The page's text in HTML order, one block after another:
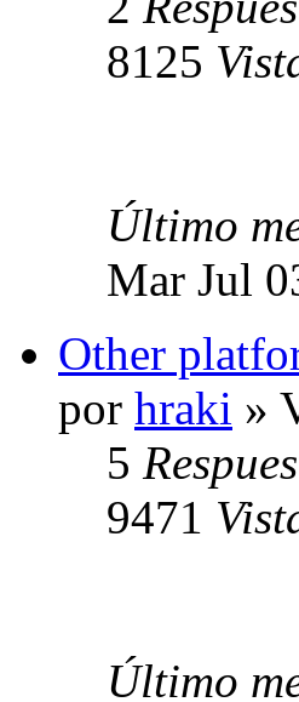
8125
Último
Mar Jul
Other
por hraki »
5
9471
Último